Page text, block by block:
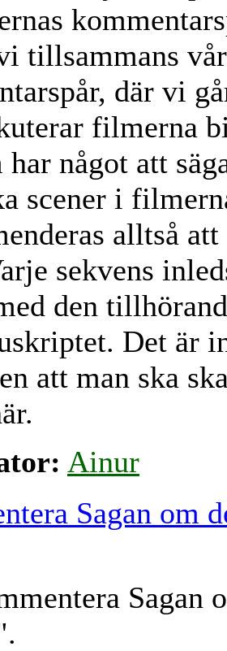
tillsammans
där vi
filmerna
har något att
scener i
alltså
sekvens
den
Det är
att man ska
Ainur
Sagan om
Sagan